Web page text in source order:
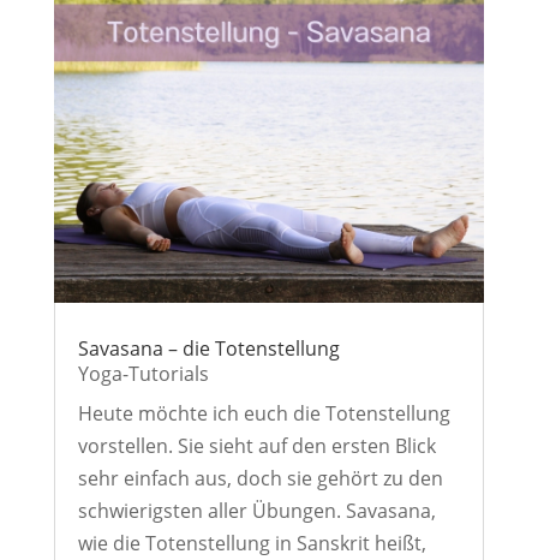
Savasana – die Totenstellung
Yoga-Tutorials
Heute möchte ich euch die Totenstellung
vorstellen. Sie sieht auf den ersten Blick
sehr einfach aus, doch sie gehört zu den
schwierigsten aller Übungen. Savasana,
wie die Totenstellung in Sanskrit heißt,